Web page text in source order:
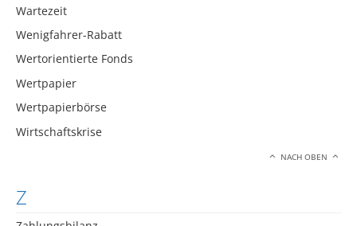
Wartezeit
Wenigfahrer-Rabatt
Wertorientierte Fonds
Wertpapier
Wertpapierbörse
Wirtschaftskrise
NACH OBEN
Z